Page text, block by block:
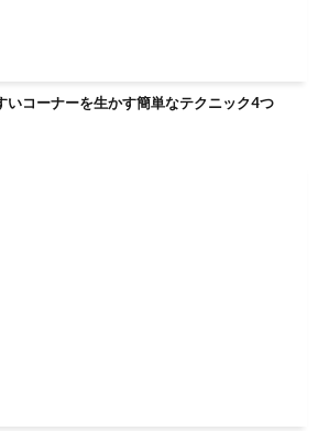
いコーナーを生かす簡単なテクニック4つ